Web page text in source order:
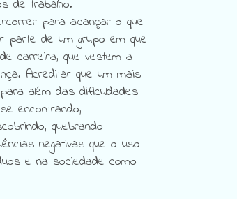
de trabalho.
para alcançar o que
parte de um grupo em que
carreira, que vestem a
Acreditar que um mais
além das dificuldades
encontrando,
quebrando
negativas que o uso
e na sociedade como